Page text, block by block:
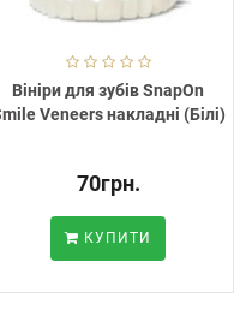
Вініри для зубів SnapOn
Veneers накладні (Білі)
70грн.
КУПИТИ